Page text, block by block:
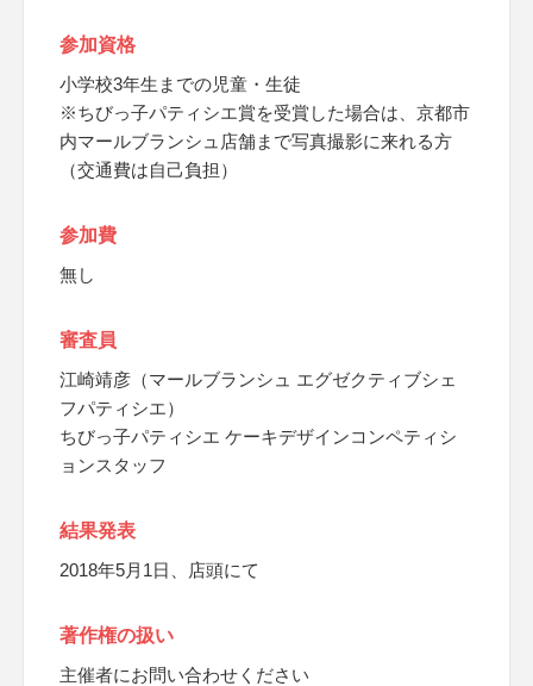
参加資格
小学校3年生までの児童・生徒
※ちびっ子パティシエ賞を受賞した場合は、京都市
内マールブランシュ店舗まで写真撮影に来れる方
（交通費は自己負担）
参加費
無し
審査員
江崎靖彦（マールブランシュ エグゼクティブシェ
フパティシエ）
ちびっ子パティシエ ケーキデザインコンペティシ
ョンスタッフ
結果発表
2018年5月1日、店頭にて
著作権の扱い
主催者にお問い合わせください